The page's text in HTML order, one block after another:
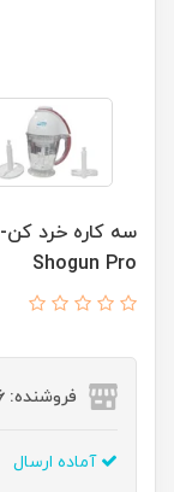
سه کاره خرد
Shogun Pro
فروشنده: 56886436
آماده ارسال